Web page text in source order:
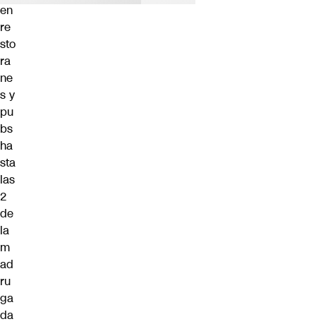
en
re
sto
ra
ne
s y
pu
bs
ha
sta
las
2
de
la
m
ad
ru
ga
da